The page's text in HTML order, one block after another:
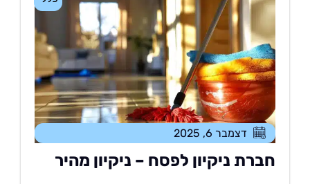
דצמבר 6, 2025
ניקיון לפסח – ניקיון מהיר